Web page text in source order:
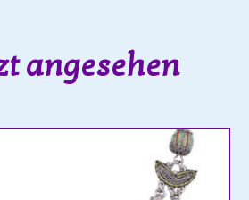
angesehen